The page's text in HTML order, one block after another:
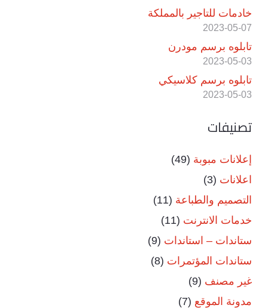
خادمات للتاجير بالمملكة
2023-05-07
تابلوه برسم مودرن
2023-05-03
تابلوه برسم كلاسيكي
2023-05-03
تصنيفات
إعلانات مبوبة (49)
اعلانات (3)
التصميم والطباعة (11)
خدمات الانترنت (11)
ستاندات – استاندات (9)
ستاندات المؤتمرات (8)
غير مصنف (9)
مدونة الموقع (7)